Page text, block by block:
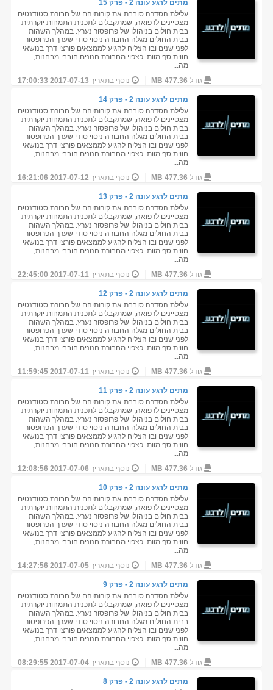
מתים לרגע עונה 2 - פרק 15
עלילת הסדרה סובבת את קורותיהם של חבורת סטודנטים
מצטיינים לרפואה, שמתקבלים לתכנית התמחות יוקרתית
בבית חולים בניהולו של פרופסור נערץ. במהלך השהות
בבית החולים מגלה החבורה ניסוי סודי שערך הפרופסור
לפני שנים ובו הצליח להגיע לממצאים פורצי דרך בנושאי
חווית סף מוות. כצפוי מחבורת חנונים חובבי מבחנות,
מה...
גודל 477.36 MB נוסף בתאריך 2017-07-13 17:00:33
מתים לרגע עונה 2 - פרק 14
עלילת הסדרה סובבת את קורותיהם של חבורת סטודנטים
מצטיינים לרפואה, שמתקבלים לתכנית התמחות יוקרתית
בבית חולים בניהולו של פרופסור נערץ. במהלך השהות
בבית החולים מגלה החבורה ניסוי סודי שערך הפרופסור
לפני שנים ובו הצליח להגיע לממצאים פורצי דרך בנושאי
חווית סף מוות. כצפוי מחבורת חנונים חובבי מבחנות,
מה...
גודל 477.36 MB נוסף בתאריך 2017-07-12 16:21:06
מתים לרגע עונה 2 - פרק 13
עלילת הסדרה סובבת את קורותיהם של חבורת סטודנטים
מצטיינים לרפואה, שמתקבלים לתכנית התמחות יוקרתית
בבית חולים בניהולו של פרופסור נערץ. במהלך השהות
בבית החולים מגלה החבורה ניסוי סודי שערך הפרופסור
לפני שנים ובו הצליח להגיע לממצאים פורצי דרך בנושאי
חווית סף מוות. כצפוי מחבורת חנונים חובבי מבחנות,
מה...
גודל 477.36 MB נוסף בתאריך2017-07-11 22:45:00
מתים לרגע עונה 2 - פרק 12
עלילת הסדרה סובבת את קורותיהם של חבורת סטודנטים
מצטיינים לרפואה, שמתקבלים לתכנית התמחות יוקרתית
בבית חולים בניהולו של פרופסור נערץ. במהלך השהות
בבית החולים מגלה החבורה ניסוי סודי שערך הפרופסור
לפני שנים ובו הצליח להגיע לממצאים פורצי דרך בנושאי
חווית סף מוות. כצפוי מחבורת חנונים חובבי מבחנות,
מה...
גודל 477.36 MB נוסף בתאריך2017-07-11 11:59:45
מתים לרגע עונה 2 - פרק 11
עלילת הסדרה סובבת את קורותיהם של חבורת סטודנטים
מצטיינים לרפואה, שמתקבלים לתכנית התמחות יוקרתית
בבית חולים בניהולו של פרופסור נערץ. במהלך השהות
בבית החולים מגלה החבורה ניסוי סודי שערך הפרופסור
לפני שנים ובו הצליח להגיע לממצאים פורצי דרך בנושאי
חווית סף מוות. כצפוי מחבורת חנונים חובבי מבחנות,
מה...
גודל 477.36 MB נוסף בתאריך 2017-07-06 12:08:56
מתים לרגע עונה 2 - פרק 10
עלילת הסדרה סובבת את קורותיהם של חבורת סטודנטים
מצטיינים לרפואה, שמתקבלים לתכנית התמחות יוקרתית
בבית חולים בניהולו של פרופסור נערץ. במהלך השהות
בבית החולים מגלה החבורה ניסוי סודי שערך הפרופסור
לפני שנים ובו הצליח להגיע לממצאים פורצי דרך בנושאי
חווית סף מוות. כצפוי מחבורת חנונים חובבי מבחנות,
מה...
גודל 477.36 MB נוסף בתאריך2017-07-05 14:27:56
מתים לרגע עונה 2 - פרק 9
עלילת הסדרה סובבת את קורותיהם של חבורת סטודנטים
מצטיינים לרפואה, שמתקבלים לתכנית התמחות יוקרתית
בבית חולים בניהולו של פרופסור נערץ. במהלך השהות
בבית החולים מגלה החבורה ניסוי סודי שערך הפרופסור
לפני שנים ובו הצליח להגיע לממצאים פורצי דרך בנושאי
חווית סף מוות. כצפוי מחבורת חנונים חובבי מבחנות,
מה...
גודל 477.36 MB נוסף בתאריך2017-07-04 08:29:55
מתים לרגע עונה 2 - פרק 8